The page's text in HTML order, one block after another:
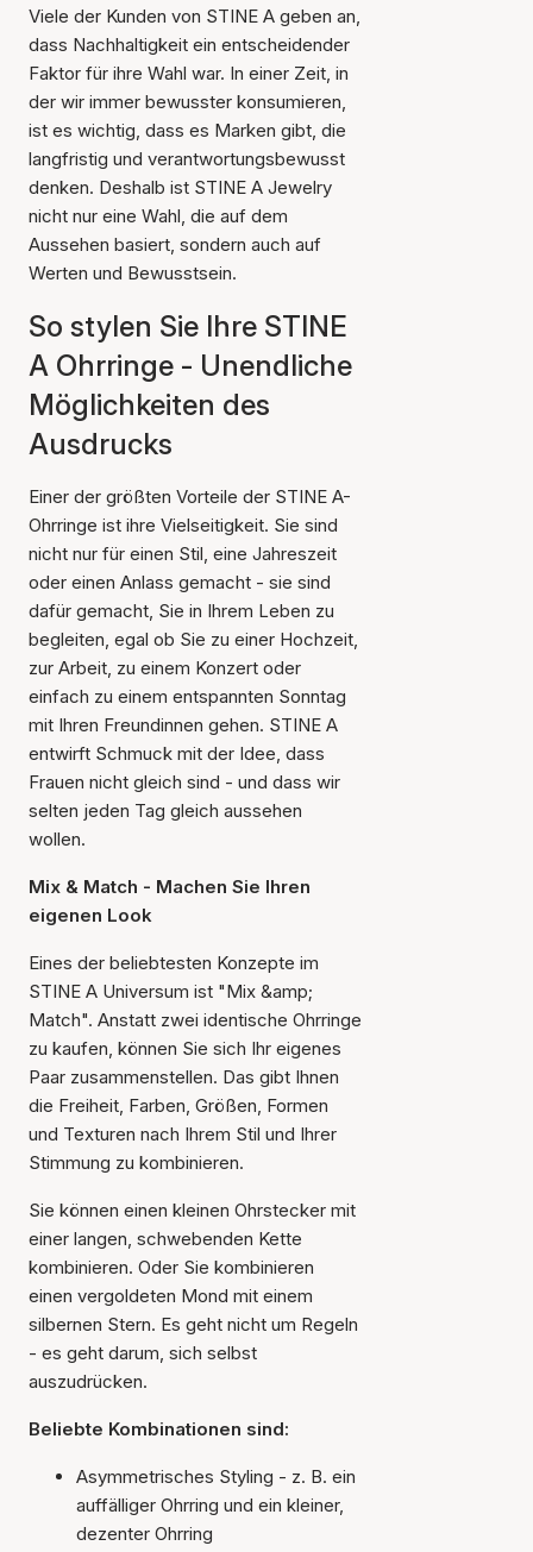
Viele der Kunden von STINE A geben an,
dass Nachhaltigkeit ein entscheidender
Faktor für ihre Wahl war. In einer Zeit, in
der wir immer bewusster konsumieren,
ist es wichtig, dass es Marken gibt, die
langfristig und verantwortungsbewusst
denken. Deshalb ist STINE A Jewelry
nicht nur eine Wahl, die auf dem
Aussehen basiert, sondern auch auf
Werten und Bewusstsein.
So stylen Sie Ihre STINE
A Ohrringe - Unendliche
Möglichkeiten des
Ausdrucks
Einer der größten Vorteile der STINE A-
Ohrringe ist ihre Vielseitigkeit. Sie sind
nicht nur für einen Stil, eine Jahreszeit
oder einen Anlass gemacht - sie sind
dafür gemacht, Sie in Ihrem Leben zu
begleiten, egal ob Sie zu einer Hochzeit,
zur Arbeit, zu einem Konzert oder
einfach zu einem entspannten Sonntag
mit Ihren Freundinnen gehen. STINE A
entwirft Schmuck mit der Idee, dass
Frauen nicht gleich sind - und dass wir
selten jeden Tag gleich aussehen
wollen.
Mix & Match - Machen Sie Ihren
eigenen Look
Eines der beliebtesten Konzepte im
STINE A Universum ist "Mix &amp;
Match". Anstatt zwei identische Ohrringe
zu kaufen, können Sie sich Ihr eigenes
Paar zusammenstellen. Das gibt Ihnen
die Freiheit, Farben, Größen, Formen
und Texturen nach Ihrem Stil und Ihrer
Stimmung zu kombinieren.
Sie können einen kleinen Ohrstecker mit
einer langen, schwebenden Kette
kombinieren. Oder Sie kombinieren
einen vergoldeten Mond mit einem
silbernen Stern. Es geht nicht um Regeln
- es geht darum, sich selbst
auszudrücken.
Beliebte Kombinationen sind:
Asymmetrisches Styling - z. B. ein
auffälliger Ohrring und ein kleiner,
dezenter Ohrring